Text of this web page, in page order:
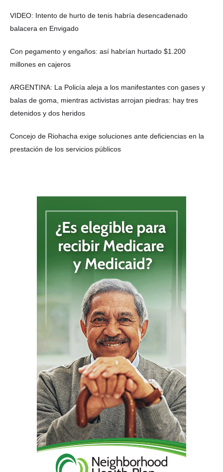
VIDEO: Intento de hurto de tenis habría desencadenado
balacera en Envigado
Con pegamento y engaños: así habrían hurtado $1.200
millones en cajeros
ARGENTINA: La Policía aleja a los manifestantes con gases y
balas de goma, mientras activistas arrojan piedras: hay tres
detenidos y dos heridos
Concejo de Riohacha exige soluciones ante deficiencias en la
prestación de los servicios públicos